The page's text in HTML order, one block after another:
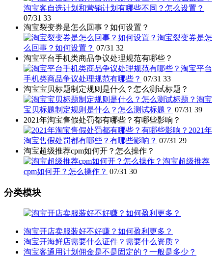
淘宝客自选计划和营销计划有哪些不同？怎么设置？
07/31 33
淘宝裂变券是怎么回事？如何设置？
淘宝裂变券是怎
么回事？如何设置？ 07/31 32
淘宝平台手机类商品争议处理规范有哪些？
淘宝平台
手机类商品争议处理规范有哪些？ 07/31 33
淘宝宝贝标题制定规则是什么？怎么测试标题？
淘宝
宝贝标题制定规则是什么？怎么测试标题？ 07/31 39
2021年淘宝售假处罚都有哪些？有哪些影响？
2021年
淘宝售假处罚都有哪些？有哪些影响？ 07/31 29
淘宝超级推荐cpm如何开？怎么操作？
淘宝超级推荐
cpm如何开？怎么操作？ 07/31 30
分类模块
淘宝开店卖服装好不好赚？如何盈利更多？
淘宝开海鲜店需要什么证件？需要什么资质？
淘宝客通用计划佣金是不是固定的？一般是多少？